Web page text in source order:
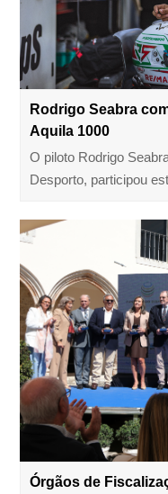
Rodrigo Seabra
Aquila 1000
O piloto Rodrigo
Desporto, participou
Órgãos de